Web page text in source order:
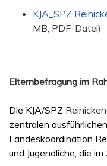
KJA_SPZ
MB, PDF-Datei)
Elternbefragung im
Die KJA/SPZ
zentralen
Landeskoordination
und Jugendliche, die